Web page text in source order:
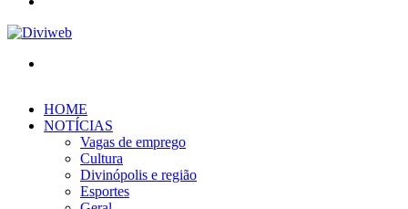
HOME
NOTÍCIAS
Vagas de emprego
Cultura
Divinópolis e região
Esportes